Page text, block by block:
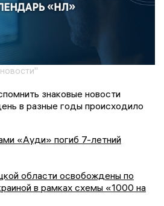
знаковые новости
в разные годы происходило
«Ауди» погиб 7-летний
области освобождены по
в рамках схемы «1000 на